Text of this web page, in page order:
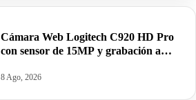
Cámara Web Logitech C920 HD Pro
con sensor de 15MP y grabación a
8 Ago, 2026